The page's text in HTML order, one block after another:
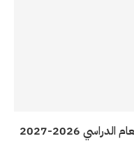
2026-2027